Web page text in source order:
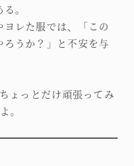
。
ヨレた服では、「この
うか？」と不安を与
ょっとだけ頑張ってみ
。